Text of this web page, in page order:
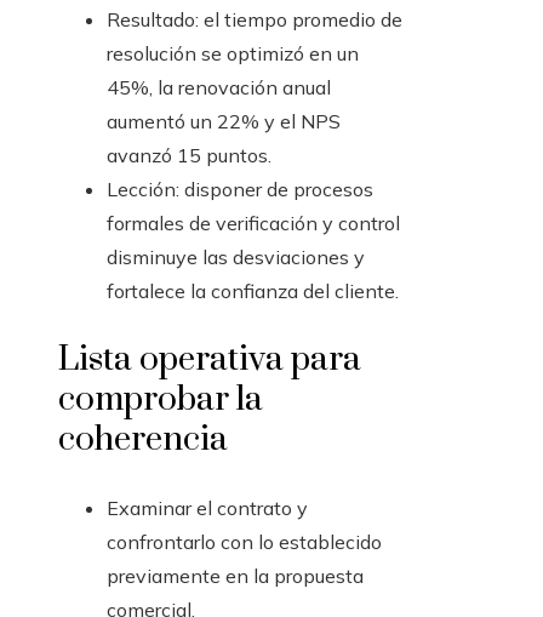
Resultado: el tiempo promedio de
resolución se optimizó en un
45%, la renovación anual
aumentó un 22% y el NPS
avanzó 15 puntos.
Lección: disponer de procesos
formales de verificación y control
disminuye las desviaciones y
fortalece la confianza del cliente.
Lista operativa para
comprobar la
coherencia
Examinar el contrato y
confrontarlo con lo establecido
previamente en la propuesta
comercial.